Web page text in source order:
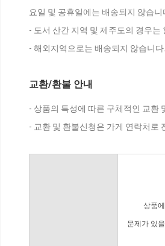
요일 및 공휴일에는 배송되지 않습니
- 도서 산간 지역 및 제주도의 경우
- 해외지역으로는 배송되지 않습니다.
교환/환불 안내
- 상품의 특성에 따른 구체적인 교환
- 교환 및 환불신청은 가게 연락처로
상품에
문제가 있